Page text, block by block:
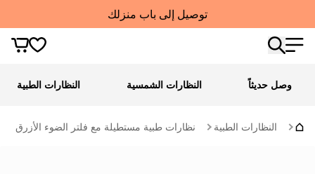
توصيل إلى باب منزلك
وصل حديثاً النظارات الشمسية النظارات الطبية
النظارات الطبية نظارات طبية مستطيلة مع فلتر الضوء الأزرق